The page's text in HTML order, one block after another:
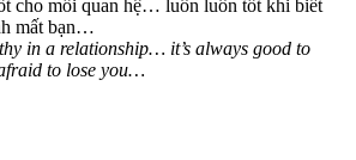
cho mối quan hệ… luôn luôn tốt khi biết
mất bạn…
in a relationship… it’s always good to
to lose you…